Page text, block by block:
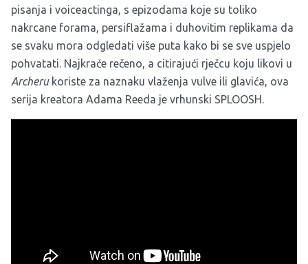
pisanja i voiceactinga, s epizodama koje su toliko
nakrcane forama, persiflažama i duhovitim replikama da
se svaku mora odgledati više puta kako bi se sve uspjelo
pohvatati. Najkraće rečeno, a citirajući rječcu koju likovi u
Archerukoriste za naznaku vlaženja vulve ili glavića, ova
serija kreatora Adama Reeda je vrhunski SPLOOSH.